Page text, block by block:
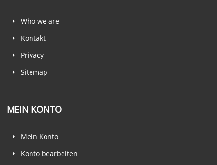
Who we are
Kontakt
Privacy
Sitemap
MEIN KONTO
Mein Konto
Konto bearbeiten